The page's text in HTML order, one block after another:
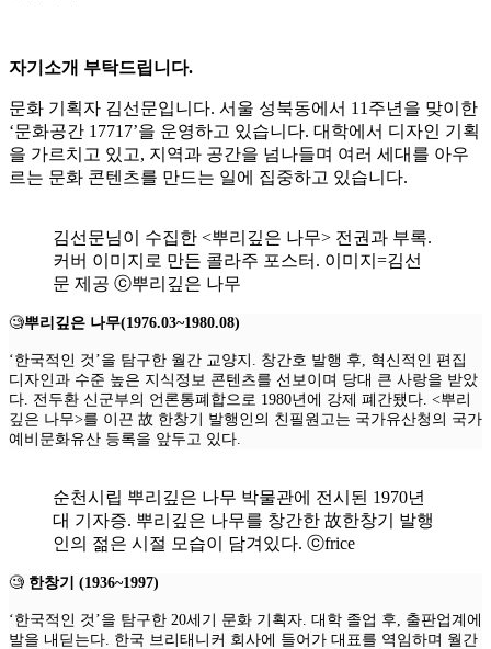
자기소개 부탁드립니다.
문화 기획자 김선문입니다. 서울 성북동에서 11주년을 맞이한
‘문화공간 17717’을 운영하고 있습니다. 대학에서 디자인 기획
을 가르치고 있고, 지역과 공간을 넘나들며 여러 세대를 아우
르는 문화 콘텐츠를 만드는 일에 집중하고 있습니다.
김선문님이 수집한 <뿌리깊은 나무> 전권과 부록.
커버 이미지로 만든 콜라주 포스터. 이미지=김선
문 제공 ⓒ뿌리깊은 나무
🧐뿌리깊은 나무(1976.03~1980.08)
‘한국적인 것’을 탐구한 월간 교양지. 창간호 발행 후, 혁신적인 편집
디자인과 수준 높은 지식정보 콘텐츠를 선보이며 당대 큰 사랑을 받았
다. 전두환 신군부의 언론통폐합으로 1980년에 강제 폐간됐다. <뿌리
깊은 나무>를 이끈 故 한창기 발행인의 친필원고는 국가유산청의 국가
예비문화유산 등록을 앞두고 있다.
순천시립 뿌리깊은 나무 박물관에 전시된 1970년
대 기자증. 뿌리깊은 나무를 창간한 故한창기 발행
인의 젊은 시절 모습이 담겨있다. ⓒfrice
🧐 한창기 (1936~1997)
‘한국적인 것’을 탐구한 20세기 문화 기획자. 대학 졸업 후, 출판업계에
발을 내딛는다. 한국 브리태니커 회사에 들어가 대표를 역임하며 월간